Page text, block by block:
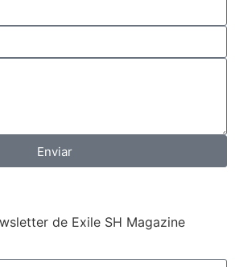
Enviar
de Exile SH Magazine